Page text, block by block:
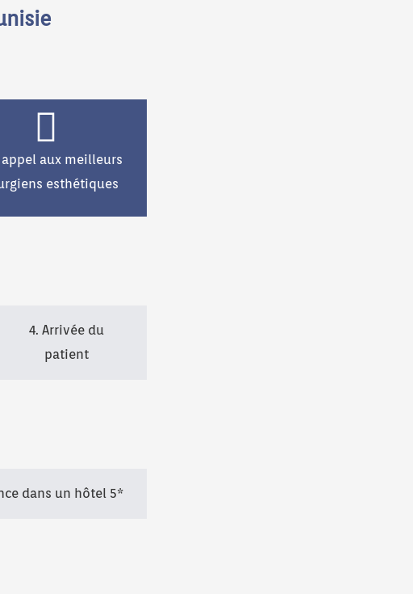
appel aux meilleurs
esthétiques
4. Arrivée du
patient
dans un hôtel 5*